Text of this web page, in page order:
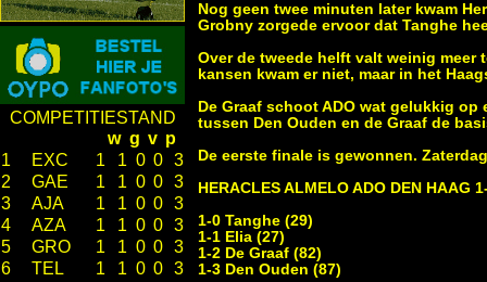
COMPETITIESTAND
w g v p
1
EXC 1 1 0 0 3
2
GAE 1 1 0 0 3
3
AJA 1 1 0 0 3
4
AZA 1 1 0 0 3
5
GRO 1 1 0 0 3
6
TEL 1 1 0 0 3
Nog geen twee minuten later kwam
Grobny zorgede ervoor dat Tanghe
Over de tweede helft valt weinig meer
kansen kwam er niet, maar in het
De Graaf schoot ADO wat gelukkig
tussen Den Ouden en de Graaf de
De eerste finale is gewonnen.
HERACLES ALMELO ADO DEN HAAG
1-0 Tanghe (29)
1-1 Elia (27)
1-2 De Graaf (82)
1-3 Den Ouden (87)